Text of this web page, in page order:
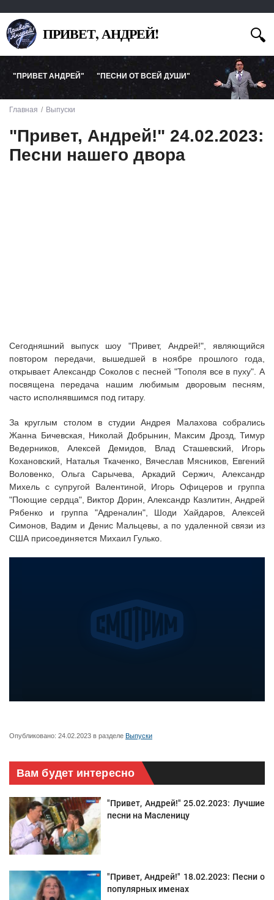
ПРИВЕТ, АНДРЕЙ!
"ПРИВЕТ АНДРЕЙ" "ПЕСНИ ОТ ВСЕЙ ДУШИ"
Главная Выпуски
"Привет, Андрей!" 24.02.2023:
Песни нашего двора
Сегодняшний выпуск шоу "Привет, Андрей!", являющийся
повтором передачи, вышедшей в ноябре прошлого года,
открывает Александр Соколов с песней "Тополя все в пуху". А
посвящена передача нашим любимым дворовым песням,
часто исполнявшимся под гитару.
За круглым столом в студии Андрея Малахова собрались
Жанна Бичевская, Николай Добрынин, Максим Дрозд, Тимур
Ведерников, Алексей Демидов, Влад Сташевский, Игорь
Кохановский, Наталья Ткаченко, Вячеслав Мясников, Евгений
Воловенко, Ольга Сарычева, Аркадий Сержич, Александр
Михель с супругой Валентиной, Игорь Офицеров и группа
"Поющие сердца", Виктор Дорин, Александр Казлитин, Андрей
Рябенко и группа "Адреналин", Шоди Хайдаров, Алексей
Симонов, Вадим и Денис Мальцевы, а по удаленной связи из
США присоединяется Михаил Гулько.
Опубликовано: 24.02.2023 в разделе Выпуски
Вам будет интересно
"Привет, Андрей!" 25.02.2023: Лучшие
песни на Масленицу
"Привет, Андрей!" 18.02.2023: Песни о
популярных именах